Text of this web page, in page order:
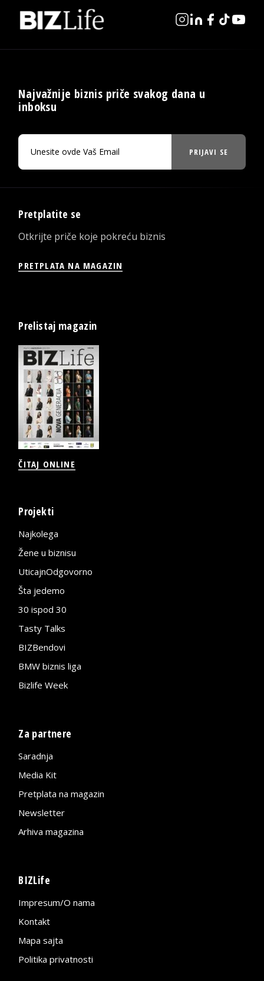
Najvažnije biznis priče svakog dana u
inboksu
PRIJAVI SE
Pretplatite se
Otkrijte priče koje pokreću biznis
PRETPLATA NA MAGAZIN
Prelistaj magazin
ČITAJ ONLINE
Projekti
Najkolega
Žene u biznisu
UticajnOdgovorno
Šta jedemo
30 ispod 30
Tasty Talks
BIZBendovi
BMW biznis liga
Bizlife Week
Za partnere
Saradnja
Media Kit
Pretplata na magazin
Newsletter
Arhiva magazina
BIZLife
Impresum/O nama
Kontakt
Mapa sajta
Politika privatnosti